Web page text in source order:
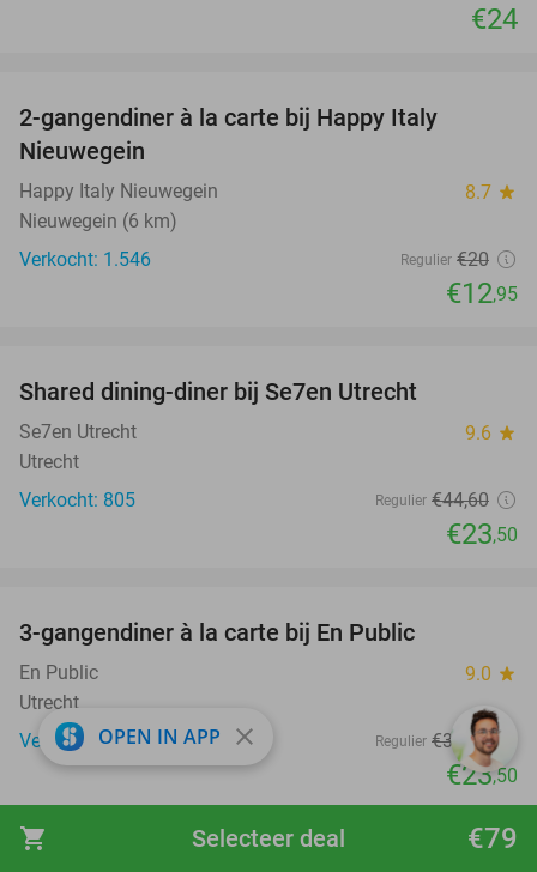
shopping_cart €79
Selecteer deal
€24
2-gangendiner à la carte bij Happy Italy
Nieuwegein
Happy Italy Nieuwegein 8.7 star
Nieuwegein (6 km)
Verkocht: 1.546
Regulier €20
€12,95
Shared dining-diner bij Se7en Utrecht
Se7en Utrecht 9.6 star
Utrecht
Verkocht: 805
Regulier €44,60
€23,50
3-gangendiner à la carte bij En Public
En Public 9.0 star
Utrecht
Verkocht: 96
Regulier €37 ,70
€23,50
favorite_border
OPEN IN APP close